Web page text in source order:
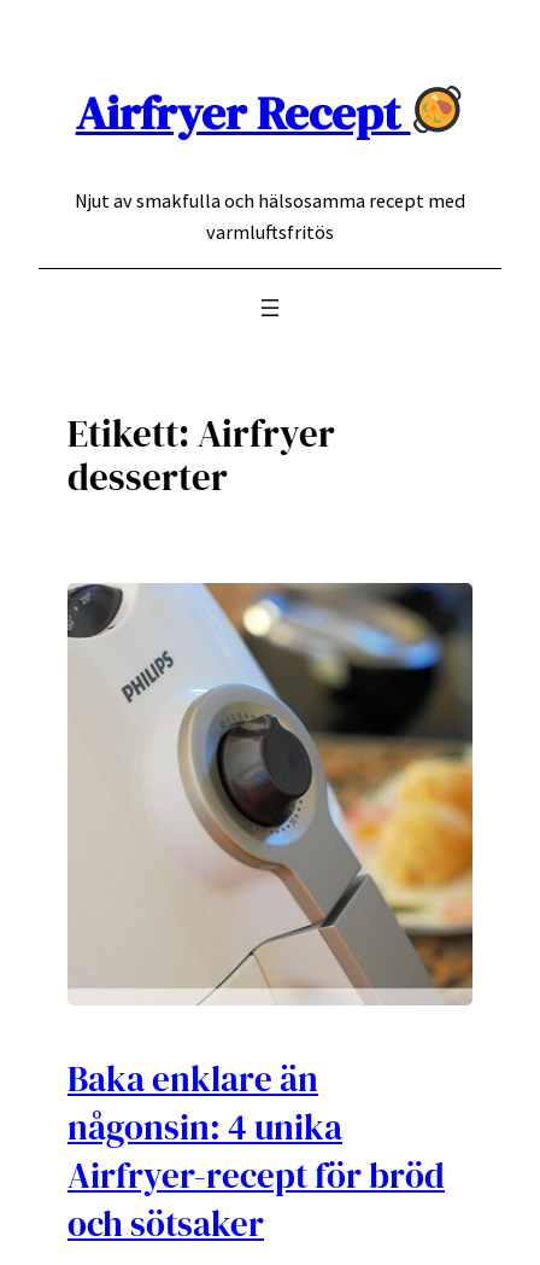
Airfryer Recept
Njut av smakfulla och hälsosamma recept med
varmluftsfritös
Etikett:Airfryer
desserter
Baka enklare än
någonsin: 4 unika
Airfryer-recept för bröd
och sötsaker